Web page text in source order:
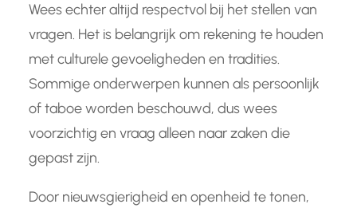
Wees echter altijd respectvol bij het stellen van
vragen. Het is belangrijk om rekening te houden
met culturele gevoeligheden en tradities.
Sommige onderwerpen kunnen als persoonlijk
of taboe worden beschouwd, dus wees
voorzichtig en vraag alleen naar zaken die
gepast zijn.
Door nieuwsgierigheid en openheid te tonen,